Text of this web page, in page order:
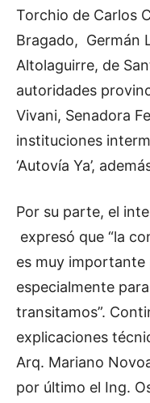
Torchio de Carlos
Bragado, Germán
Altolaguirre, de
autoridades
Vivani, Senadora
instituciones
‘Autovía Ya’,
Por su parte, el
expresó que “la
es muy importante
especialmente
transitamos”.
explicaciones
Arq. Mariano
por último el Ing.